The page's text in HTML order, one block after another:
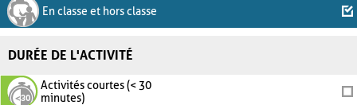
En classe et hors classe
DURÉE DE L'ACTIVITÉ
Activités courtes (< 30
minutes)